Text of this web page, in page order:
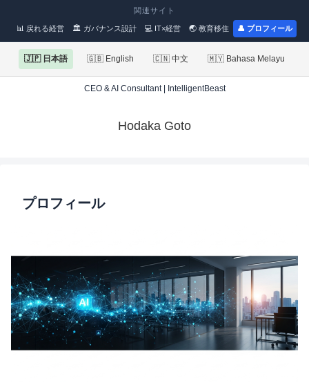
関連サイト
📊 戻れる経営 🏛 ガバナンス設計 💻 IT×経営 🌏 教育移住 👤 プロフィール
🇯🇵 日本語 🇬🇧 English 🇨🇳 中文 🇲🇾 Bahasa Melayu
CEO & AI Consultant | IntelligentBeast
Hodaka Goto
プロフィール